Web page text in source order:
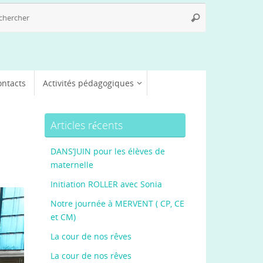
Rechercher
Activités pédagogiques
Articles récents
DANS’JUIN pour les élèves de
maternelle
Initiation ROLLER avec Sonia
Notre journée à MERVENT ( CP, CE
et CM)
La cour de nos rêves
La cour de nos rêves